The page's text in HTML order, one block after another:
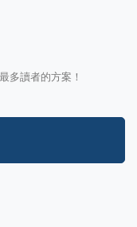
多讀者的方案！